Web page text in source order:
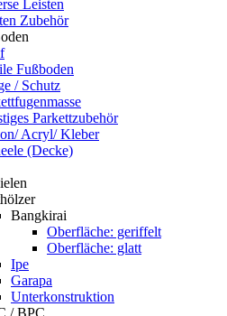
Leisten
Zubehör
Fußboden
/ Schutz
Parkettzubehör
Acryl/ Kleber
(Decke)
Bangkirai
Oberfläche: geriffelt
Oberfläche: glatt
Ipe
Garapa
Unterkonstruktion
/ BPC